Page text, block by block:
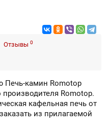
Отзывы 0
Печь-камин Romotop
Romotop.
кафельная печь от
из прилагаемой